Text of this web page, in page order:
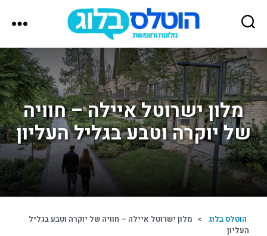
הוטלס
בלוג
מלון ישרוטל איילה – חוויה
של יוקרה וטבע בגליל העליון
הוטלס בלוג > מלון ישרוטל איילה – חוויה של יוקרה וטבע בגליל
העליון